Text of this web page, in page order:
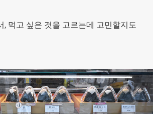
, 먹고 싶은 것을 고르는데 고민할지도